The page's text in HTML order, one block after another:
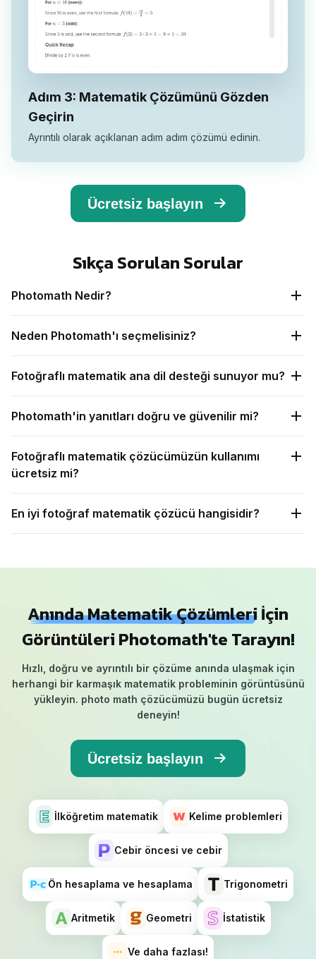
Adım 3: Matematik Çözümünü Gözden
Geçirin
Ayrıntılı olarak açıklanan adım adım çözümü edinin.
Ücretsiz başlayın
Sıkça Sorulan Sorular
Photomath Nedir?
Neden Photomath'ı seçmelisiniz?
Fotoğraflı matematik ana dil desteği sunuyor mu?
Photomath'in yanıtları doğru ve güvenilir mi?
Fotoğraflı matematik çözücümüzün kullanımı
ücretsiz mi?
En iyi fotoğraf matematik çözücü hangisidir?
Anında Matematik Çözümleriİçin
Görüntüleri Photomath'te Tarayın!
Hızlı, doğru ve ayrıntılı bir çözüme anında ulaşmak için
herhangi bir karmaşık matematik probleminin görüntüsünü
yükleyin. photo math çözücümüzü bugün ücretsiz
deneyin!
Ücretsiz başlayın
İlköğretim matematik Kelime problemleri
Cebir öncesi ve cebir
Ön hesaplama ve hesaplama Trigonometri
Aritmetik Geometri İstatistik
Ve daha fazlası!